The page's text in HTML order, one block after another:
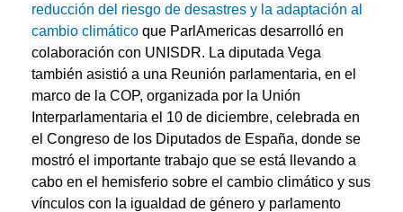
reducción del riesgo de desastres y la adaptación al
cambio climático que ParlAmericas desarrolló en
colaboración con UNISDR. La diputada Vega
también asistió a una Reunión parlamentaria, en el
marco de la COP, organizada por la Unión
Interparlamentaria el 10 de diciembre, celebrada en
el Congreso de los Diputados de España, donde se
mostró el importante trabajo que se está llevando a
cabo en el hemisferio sobre el cambio climático y sus
vínculos con la igualdad de género y parlamento